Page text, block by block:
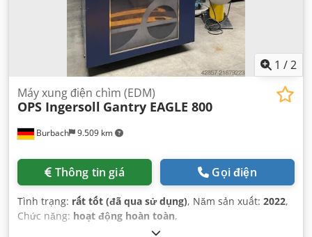
1 /2
Burbach 9.509 km
Máy xung điện chìm (EDM)
OPS Ingersoll Gantry EAGLE 800
Thông tin giá Gọi điện
Tình trạng: rất tốt (đã qua sử dụng), Năm sản xuất: 2022,
Chức năng: hoạt động hoàn toàn,